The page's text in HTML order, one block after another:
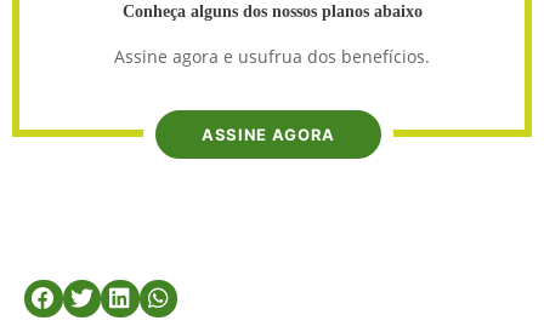
Conheça alguns dos nossos planos abaixo
Assine agora e usufrua dos benefícios.
ASSINE AGORA